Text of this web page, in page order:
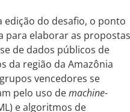
edição do desafio, o ponto
para elaborar as propostas
de dados públicos de
da região da Amazônia
vencedores se
pelo uso demachine-
e algoritmos de